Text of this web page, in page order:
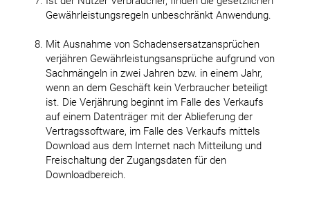
Gewährleistungsregeln unbeschränkt Anwendung.
Mit Ausnahme von Schadensersatzansprüchen
verjähren Gewährleistungsansprüche aufgrund von
Sachmängeln in zwei Jahren bzw. in einem Jahr,
wenn an dem Geschäft kein Verbraucher beteiligt
ist. Die Verjährung beginnt im Falle des Verkaufs
auf einem Datenträger mit der Ablieferung der
Vertragssoftware, im Falle des Verkaufs mittels
Download aus dem Internet nach Mitteilung und
Freischaltung der Zugangsdaten für den
Downloadbereich.